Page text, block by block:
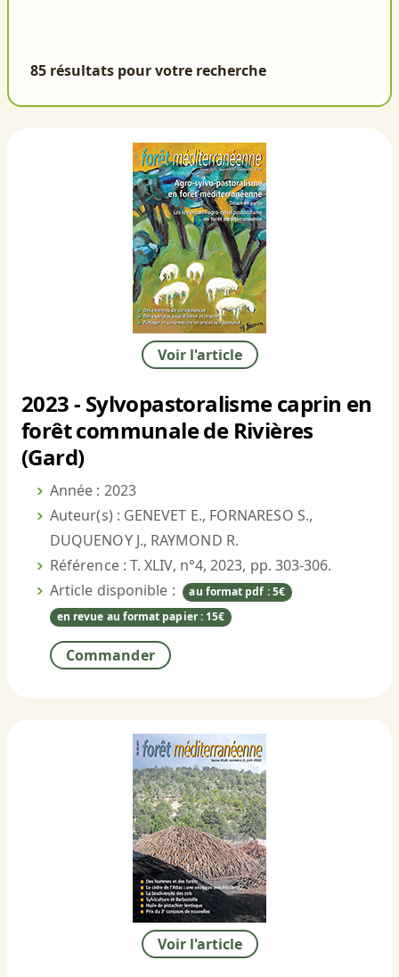
85 résultats pour votre recherche
Voir l'article
2023 - Sylvopastoralisme caprin en
forêt communale de Rivières
(Gard)
Année : 2023
Auteur(s) : GENEVET E., FORNARESO S.,
DUQUENOY J., RAYMOND R.
Référence : T. XLIV, n°4, 2023, pp. 303-306.
Article disponible :
au format pdf : 5€
en revue au format papier : 15€
Commander
Voir l'article